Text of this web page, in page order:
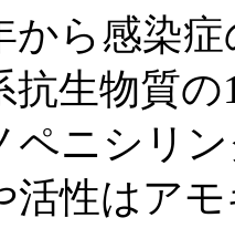
から感染
抗生物質の
ペニシリ
活性はア